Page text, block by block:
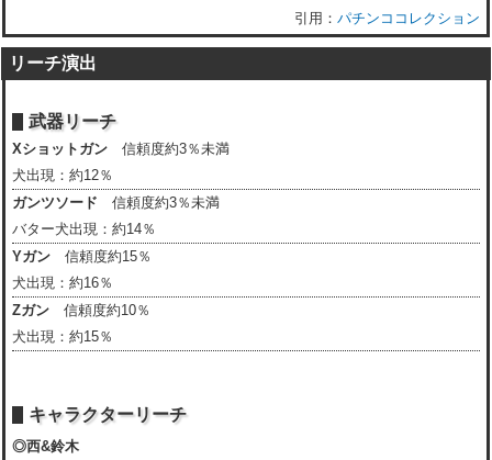
パチンココレクション
リーチ演出
武器リーチ
Xショットガン 信頼度約3％未満
犬出現：約12％
ガンツソード 信頼度約3％未満
バター犬出現：約14％
Yガン 信頼度約15％
犬出現：約16％
Zガン 信頼度約10％
犬出現：約15％
キャラクターリーチ
◎西&鈴木